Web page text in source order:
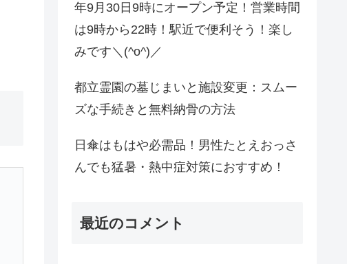
年9月30日9時にオープン予定！営業時間
は9時から22時！駅近で便利そう！楽し
みです＼(^o^)／
都立霊園の墓じまいと施設変更：スムー
ズな手続きと無料納骨の方法
日傘はもはや必需品！男性たとえおっさ
んでも猛暑・熱中症対策におすすめ！
最近のコメント